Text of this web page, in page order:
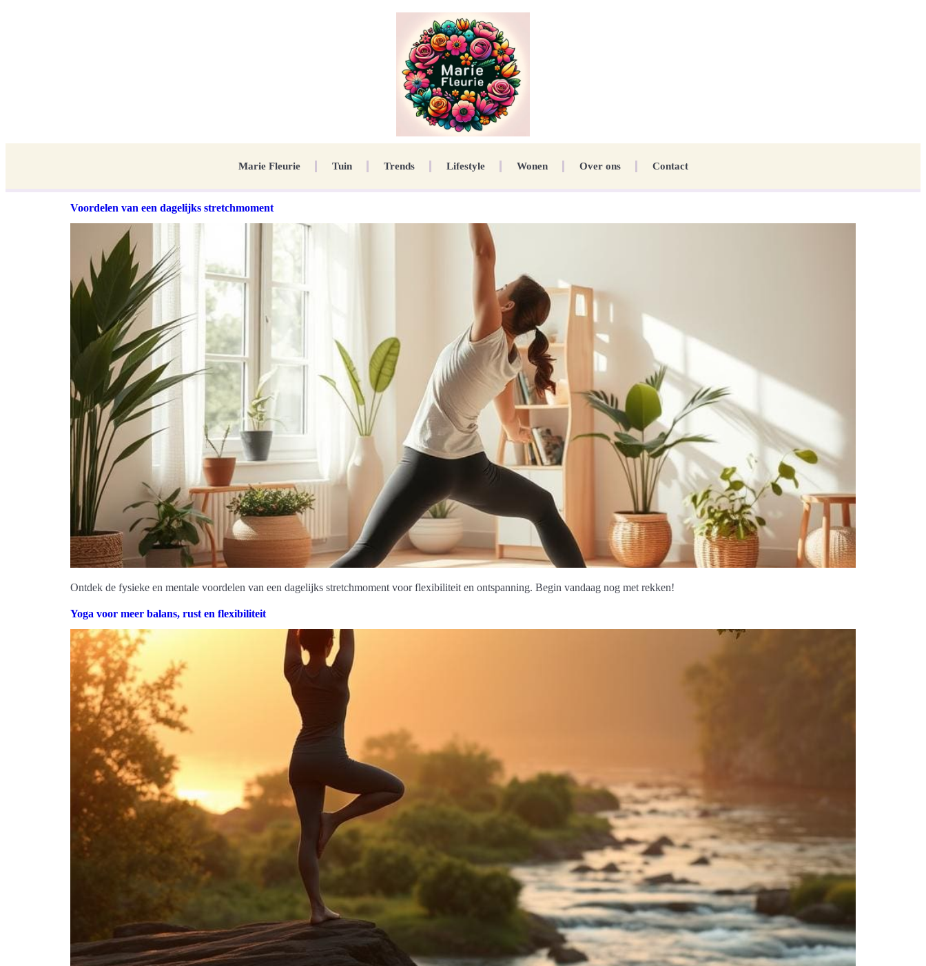
Marie Fleurie Tuin Trends Lifestyle Wonen Over ons Contact
Voordelen van een dagelijks stretchmoment
Ontdek de fysieke en mentale voordelen van een dagelijks stretchmoment voor flexibiliteit en ontspanning. Begin vandaag nog met rekken!
Yoga voor meer balans, rust en flexibiliteit